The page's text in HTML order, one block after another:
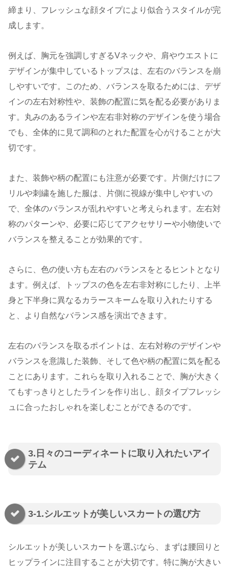
締まり、フレッシュな顔タイプにより似合うスタイルが完
成します。
例えば、胸元を強調しすぎるVネックや、肩やウエストに
デザインが集中しているトップスは、左右のバランスを崩
しやすいです。このため、バランスを取るためには、デザ
インの左右対称性や、装飾の配置に気を配る必要がありま
す。丸みのあるラインや左右非対称のデザインを使う場合
でも、全体的に見て調和のとれた配置を心がけることが大
切です。
また、装飾や柄の配置にも注意が必要です。片側だけにフ
リルや刺繍を施した服は、片側に視線が集中しやすいの
で、全体のバランスが乱れやすいと考えられます。左右対
称のパターンや、必要に応じてアクセサリーや小物使いで
バランスを整えることが効果的です。
さらに、色の使い方も左右のバランスをとるヒントとなり
ます。例えば、トップスの色を左右非対称にしたり、上半
身と下半身に異なるカラースキームを取り入れたりする
と、より自然なバランス感を演出できます。
左右のバランスを取るポイントは、左右対称のデザインや
バランスを意識した装飾、そして色や柄の配置に気を配る
ことにあります。これらを取り入れることで、胸が大きく
てもすっきりとしたラインを作り出し、顔タイプフレッシ
ュに合ったおしゃれを楽しむことができるのです。
3.日々のコーディネートに取り入れたいアイ
テム
3-1.シルエットが美しいスカートの選び方
シルエットが美しいスカートを選ぶなら、まずは腰回りと
ヒップラインに注目することが大切です。特に胸が大きい